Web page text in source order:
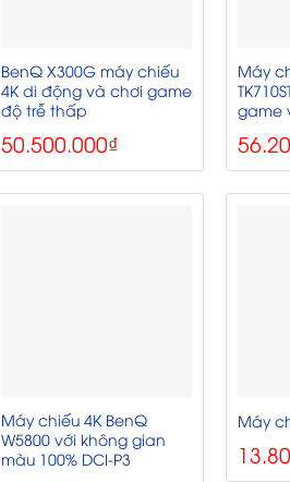
BenQ X300G máy chiếu
4K di động và chơi game
độ trễ thấp
50.500.000₫
Máy
game
Máy chiếu 4K BenQ
W5800 với không gian
màu 100% DCI-P3
Máy